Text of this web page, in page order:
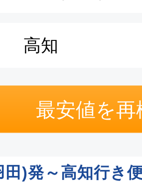
最安値を再
田)発～高知行き